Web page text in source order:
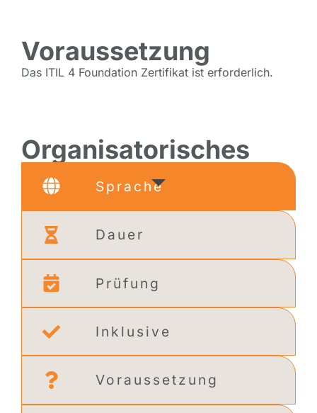
Voraussetzung
Das ITIL 4 Foundation Zertifikat ist erforderlich.
Organisatorisches
Sprache
Dauer
Prüfung
Inklusive
Voraussetzung